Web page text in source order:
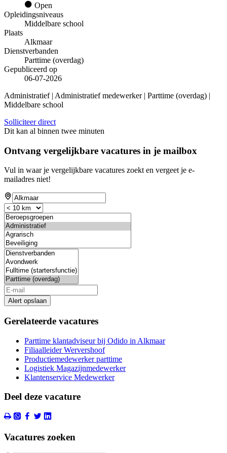
Open
Opleidingsniveaus
Middelbare school
Plaats
Alkmaar
Dienstverbanden
Parttime (overdag)
Gepubliceerd op
06-07-2026
Administratief | Administratief medewerker | Parttime (overdag) |
Middelbare school
Solliciteer direct
Dit kan al binnen twee minuten
Ontvang vergelijkbare vacatures in je mailbox
Vul in waar je vergelijkbare vacatures zoekt en vergeet je e-
mailadres niet!
Alert opslaan
Gerelateerde vacatures
Parttime klantadviseur bij Odido in Alkmaar
Filiaalleider Wervershoof
Productiemedewerker parttime
Logistiek Magazijnmedewerker
Klantenservice Medewerker
Deel deze vacature
Vacatures zoeken